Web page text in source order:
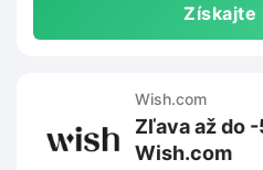
Získajte
Wish.com
Zľava až do
Wish.com